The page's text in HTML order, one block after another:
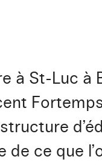
à St-Luc à
ce que